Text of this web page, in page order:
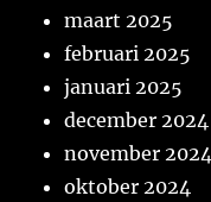
maart 2025
februari 2025
januari 2025
december 2024
november 2024
oktober 2024